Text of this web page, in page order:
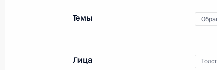
25 апреля 2024 года по
провёл в Приёмной Президента
Темы
Лица